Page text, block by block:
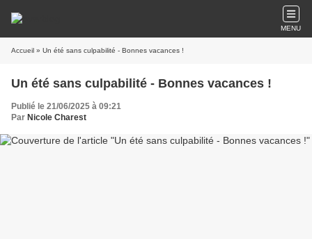
MENU
Accueil » Un été sans culpabilité - Bonnes vacances !
Un été sans culpabilité - Bonnes vacances !
Publié le 21/06/2025 à 09:21
Par Nicole Charest